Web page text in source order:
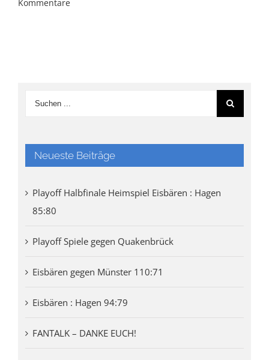
Kommentare
Neueste Beiträge
Playoff Halbfinale Heimspiel Eisbären : Hagen
85:80
Playoff Spiele gegen Quakenbrück
Eisbären gegen Münster 110:71
Eisbären : Hagen 94:79
FANTALK – DANKE EUCH!